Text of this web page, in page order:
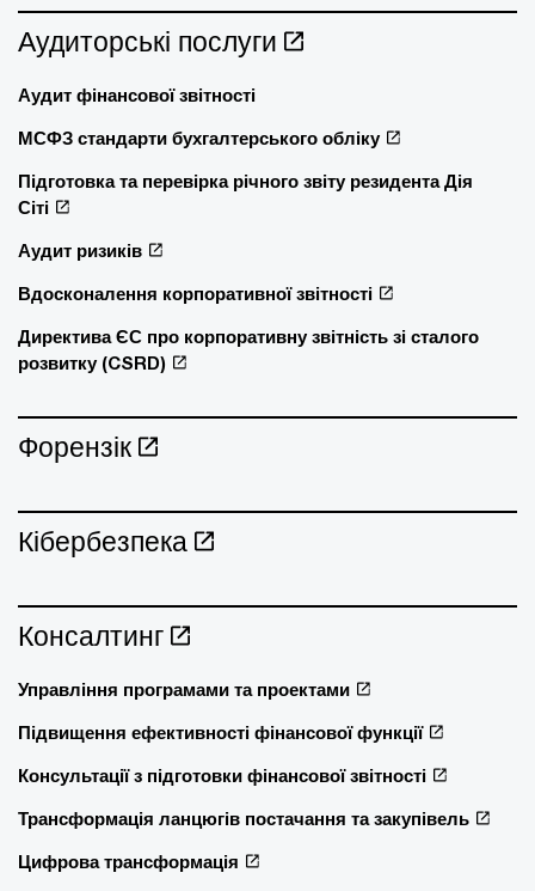
Аудиторські послуги
Аудит фінансової звітності
МСФЗ стандарти бухгалтерського обліку
Підготовка та перевірка річного звіту резидента Дія
Сіті
Аудит ризиків
Вдосконалення корпоративної звітності
Директива ЄС про корпоративну звітність зі сталого
розвитку (CSRD)
Форензік
Кібербезпека
Консалтинг
Управління програмами та проектами
Підвищення ефективності фінансової функції
Консультації з підготовки фінансової звітності
Трансформація ланцюгів постачання та закупівель
Цифрова трансформація